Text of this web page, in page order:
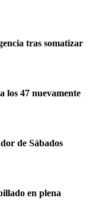
tras somatizar
los 47 nuevamente
de Sábados
en plena